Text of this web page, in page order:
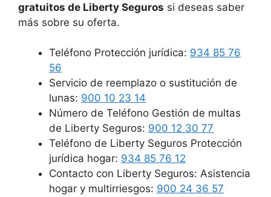
gratuitos de Liberty Seguros si deseas saber
más sobre su oferta.
Teléfono Protección jurídica: 934 85 76
56
Servicio de reemplazo o sustitución de
lunas: 900 10 23 14
Número de Teléfono Gestión de multas
de Liberty Seguros: 900 12 30 77
Teléfono de Liberty Seguros Protección
jurídica hogar: 934 85 76 12
Contacto con Liberty Seguros: Asistencia
hogar y multirriesgos: 900 24 36 57